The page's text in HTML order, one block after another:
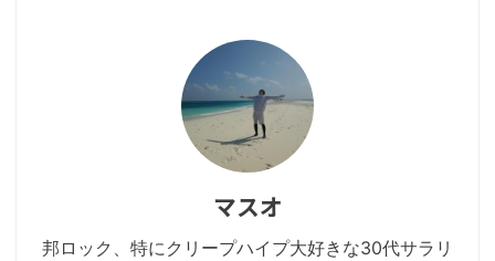
マスオ
邦ロック、特にクリープハイプ大好きな30代サラリ